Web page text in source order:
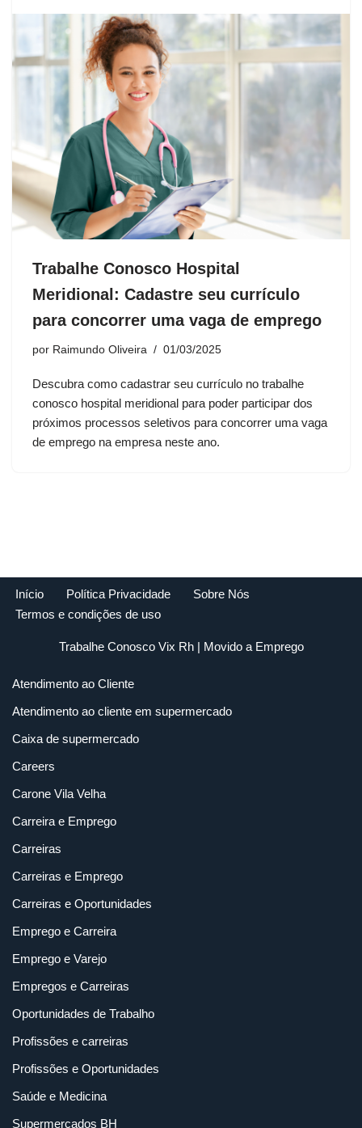
Trabalhe Conosco Hospital
Meridional: Cadastre seu currículo
para concorrer uma vaga de emprego
por Raimundo Oliveira 01/03/2025
Descubra como cadastrar seu currículo no trabalhe
conosco hospital meridional para poder participar dos
próximos processos seletivos para concorrer uma vaga
de emprego na empresa neste ano.
Início Política Privacidade
Sobre Nós
Termos e condições de uso
Trabalhe Conosco Vix Rh| Movido a Emprego
Atendimento ao Cliente
Atendimento ao cliente em supermercado
Caixa de supermercado
Careers
Carone Vila Velha
Carreira e Emprego
Carreiras
Carreiras e Emprego
Carreiras e Oportunidades
Emprego e Carreira
Emprego e Varejo
Empregos e Carreiras
Oportunidades de Trabalho
Profissões e carreiras
Profissões e Oportunidades
Saúde e Medicina
Supermercados BH